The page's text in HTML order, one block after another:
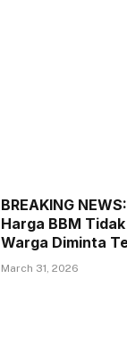
BREAKING
Harga BBM
Warga Diminta
March 31, 2026